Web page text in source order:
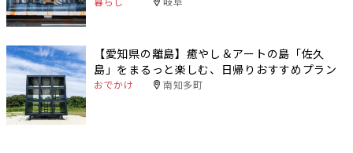
【愛知県の離島】癒やし＆アートの島「佐久
島」をまるっと楽しむ、日帰りおすすめプラン
おでかけ 南知多町